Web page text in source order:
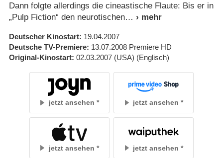
Dann folgte allerdings die cineastische Flaute: Bis er in
„Pulp Fiction“ den neurotischen
Deutscher Kinostart 19.04.2007
Deutsche TV-Premiere 13.07.2008 Premiere HD
Original-Kinostart 02.03.2007 (USA) (Englisch)
jetzt ansehen jetzt ansehen
jetzt ansehen jetzt ansehen